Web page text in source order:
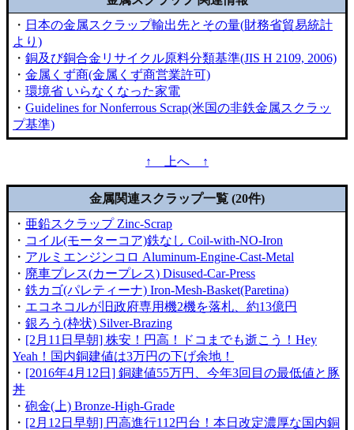
・ 日本の金属スクラップ輸出先とその量(財務省貿易統計
より)
・ 銅及び銅合金リサイクル原料分類基準(JIS H 2109, 2006)
・ 金属くず商(金属くず商営業許可)
・ 環境省 いらなくなった家電
・ Guidelines for Nonferrous Scrap(米国の非鉄金属スクラッ
プ基準)
↑ 上へ ↑
金属関連スクラップ一覧 (20件)
・ 亜鉛スクラップ Zinc-Scrap
・ コイル(モーターコア)鉄なし Coil-with-NO-Iron
・ アルミエンジンコロ Aluminum-Engine-Cast-Metal
・ 廃車プレス(カープレス) Disused-Car-Press
・ 鉄カゴ(パレティーナ) Iron-Mesh-Basket(Paretina)
・ エコネコルが旧政府専用機2機を落札、約13億円
・ 銀ろう(枠状) Silver-Brazing
・ [2月11日早朝] 株安！円高！ドコまでも逝こう！Hey
Yeah！国内銅建値は3万円の下げ余地！
・ [2016年4月12日] 銅建値55万円、今年3回目の最低値と豚
丼
・ 砲金(上) Bronze-High-Grade
・ [2月12日早朝] 円高進行112円台！本日改定濃厚な国内銅